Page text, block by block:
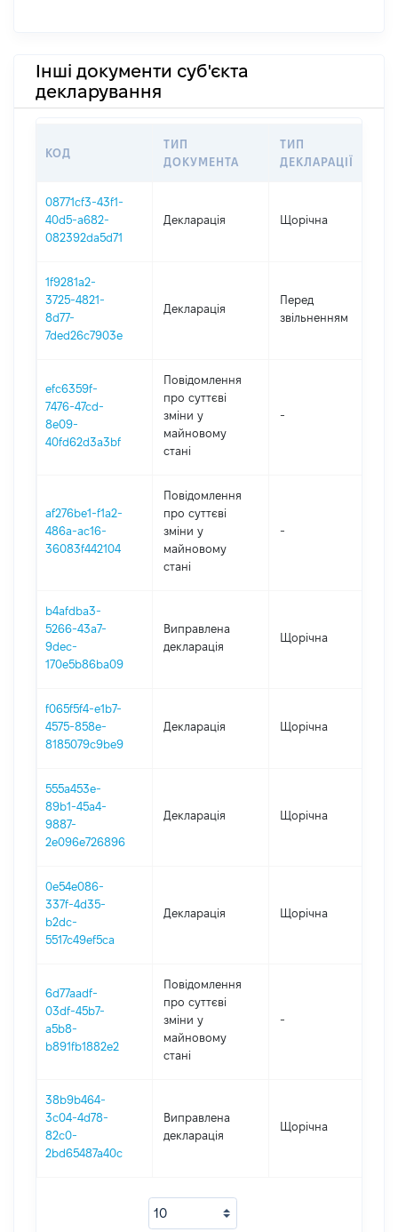
Інші документи суб'єкта
декларування
КОД
ТИП
ДОКУМЕНТА
ТИП
ДЕКЛАРАЦІЇ
08771cf3-43f1-
40d5-a682-
082392da5d71
Декларація Щорічна
1f9281a2-
3725-4821-
8d77-
7ded26c7903e
Декларація
Перед
звільненням
efc6359f-
7476-47cd-
8e09-
40fd62d3a3bf
Повідомлення
про суттєві
зміни y
майновому
стані
-
af276be1-f1a2-
486a-ac16-
36083f442104
Повідомлення
про суттєві
зміни y
майновому
стані
-
b4afdba3-
5266-43a7-
9dec-
170e5b86ba09
Виправлена
декларація
Щорічна
f065f5f4-e1b7-
4575-858e-
8185079c9be9
Декларація Щорічна
555a453e-
89b1-45a4-
9887-
2e096e726896
Декларація Щорічна
0e54e086-
337f-4d35-
b2dc-
5517c49ef5ca
Декларація Щорічна
6d77aadf-
03df-45b7-
a5b8-
b891fb1882e2
Повідомлення
про суттєві
зміни y
майновому
стані
-
38b9b464-
3c04-4d78-
82c0-
2bd65487a40c
Виправлена
декларація
Щорічна